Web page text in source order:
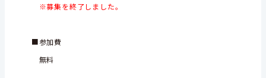
※募集を終了しました。
■参加費
無料